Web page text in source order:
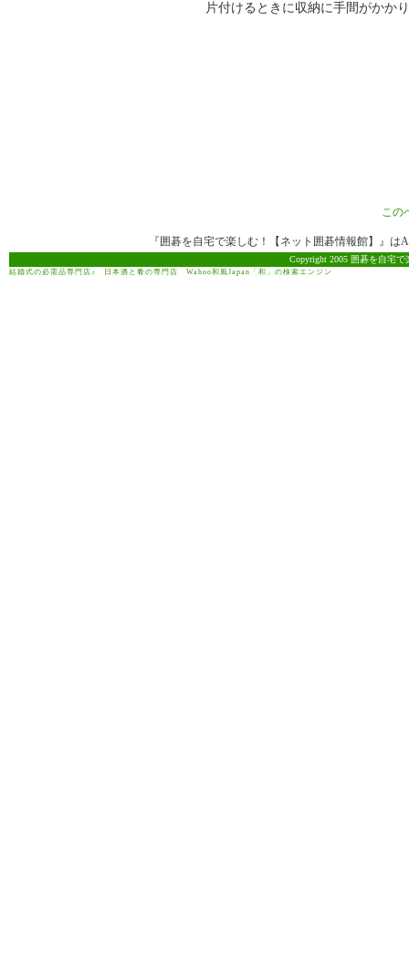
片付けるときに収納に手間がかか
この
『囲碁を自宅で楽しむ！【ネット囲碁情報館】』
Copyright 2005 囲碁を自宅
結婚式の必需品専門店♪ 日本酒と肴の専門店 Wahoo和風Japan「和」の検索エンジン